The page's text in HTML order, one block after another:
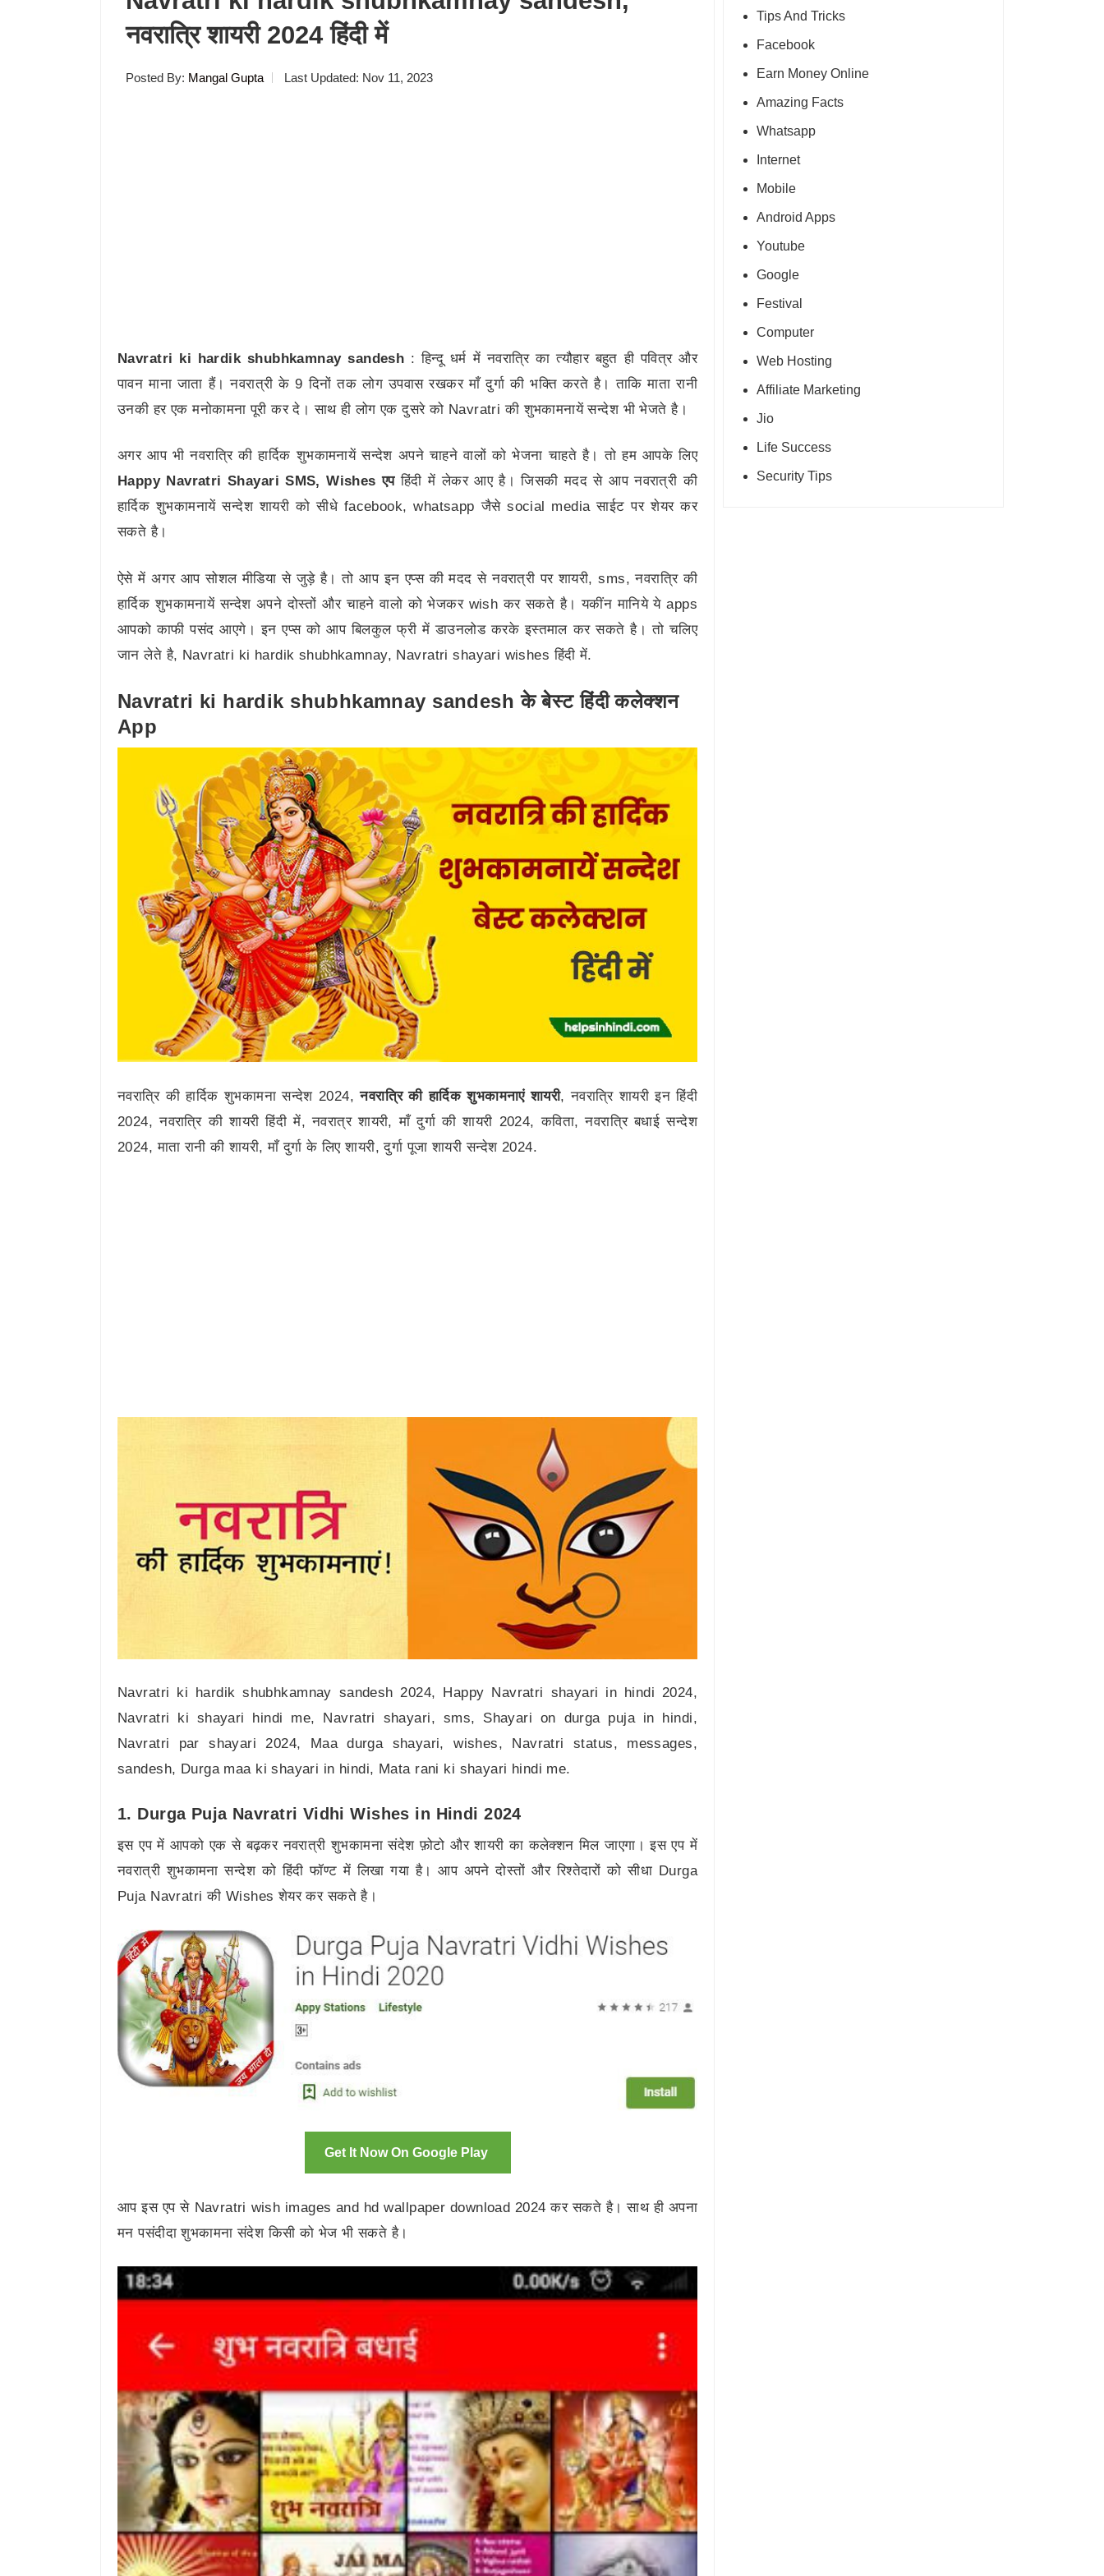
नवरात्रि शायरी 2024 हिंदी में
Posted By: Mangal Gupta Last Updated: Nov 11, 2023
Navratri ki hardik shubhkamnay sandesh : हिन्दू धर्म में नवरात्रि का त्यौहार बहुत ही पवित्र और
पावन माना जाता हैं। नवरात्री के 9 दिनों तक लोग उपवास रखकर माँ दुर्गा की भक्ति करते है। ताकि माता रानी
उनकी हर एक मनोकामना पूरी कर दे। साथ ही लोग एक दुसरे को Navratri की शुभकामनायें सन्देश भी भेजते है।
अगर आप भी नवरात्रि की हार्दिक शुभकामनायें सन्देश अपने चाहने वालों को भेजना चाहते है। तो हम आपके लिए
Happy Navratri Shayari SMS, Wishes एपहिंदी में लेकर आए है। जिसकी मदद से आप नवरात्री की
हार्दिक शुभकामनायें सन्देश शायरी को सीधे facebook, whatsapp जैसे social media साईट पर शेयर कर
सकते है।
ऐसे में अगर आप सोशल मीडिया से जुड़े है। तो आप इन एप्स की मदद से नवरात्री पर शायरी, sms, नवरात्रि की
हार्दिक शुभकामनायें सन्देश अपने दोस्तों और चाहने वालो को भेजकर wish कर सकते है। यकींन मानिये ये apps
आपको काफी पसंद आएगे। इन एप्स को आप बिलकुल फ्री में डाउनलोड करके इस्तमाल कर सकते है। तो चलिए
जान लेते है, Navratri ki hardik shubhkamnay, Navratri shayari wishes हिंदी में.
Navratri ki hardik shubhkamnay sandesh के बेस्ट हिंदी कलेक्शन
App
नवरात्रि की हार्दिक शुभकामना सन्देश 2024,नवरात्रि की हार्दिक शुभकामनाएं शायरी, नवरात्रि शायरी इन हिंदी
2024, नवरात्रि की शायरी हिंदी में, नवरात्र शायरी, माँ दुर्गा की शायरी 2024, कविता, नवरात्रि बधाई सन्देश
2024, माता रानी की शायरी, माँ दुर्गा के लिए शायरी, दुर्गा पूजा शायरी सन्देश 2024.
Navratri ki hardik shubhkamnay sandesh 2024, Happy Navratri shayari in hindi 2024,
Navratri ki shayari hindi me, Navratri shayari, sms, Shayari on durga puja in hindi,
Navratri par shayari 2024, Maa durga shayari, wishes, Navratri status, messages,
sandesh, Durga maa ki shayari in hindi, Mata rani ki shayari hindi me.
1. Durga Puja Navratri Vidhi Wishes in Hindi 2024
इस एप में आपको एक से बढ़कर नवरात्री शुभकामना संदेश फ़ोटो और शायरी का कलेक्शन मिल जाएगा। इस एप में
नवरात्री शुभकामना सन्देश को हिंदी फॉण्ट में लिखा गया है। आप अपने दोस्तों और रिश्तेदारों को सीधा Durga
Puja Navratri की Wishes शेयर कर सकते है।
Get It Now On Google Play
आप इस एप से Navratri wish images and hd wallpaper download 2024 कर सकते है। साथ ही अपना
मन पसंदीदा शुभकामना संदेश किसी को भेज भी सकते है।
Tips And Tricks
Facebook
Earn Money Online
Amazing Facts
Whatsapp
Internet
Mobile
Android Apps
Youtube
Google
Festival
Computer
Web Hosting
Affiliate Marketing
Jio
Life Success
Security Tips